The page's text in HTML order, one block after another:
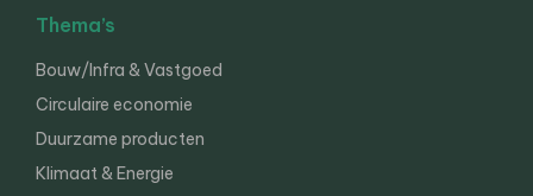
Thema’s
Bouw/Infra & Vastgoed
Circulaire economie
Duurzame producten
Klimaat & Energie